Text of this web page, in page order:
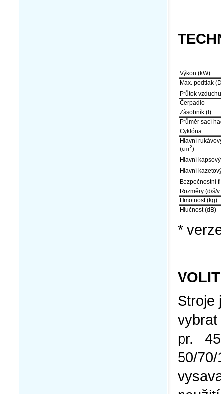
Výkon
Max. podtlak
Průtok
Čerpadlo
Zásobník (l)
Průměr sací
Cyklóna
Hlavní
(cm2)
Hlavní
Hlavní
Bezpečnostní
Rozměry (d/š/
Hmotnost (kg)
Hlučnost (dB)
*
Stroje
pr.
50/